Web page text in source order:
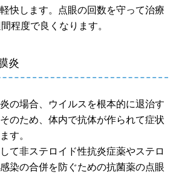
快します。点眼の回数を守って治療
程度で良くなります。
炎
の場合、ウイルスを根本的に退治す
のため、体内で抗体が作られて症状
す。
て非ステロイド性抗炎症薬やステロ
染の合併を防ぐための抗菌薬の点眼